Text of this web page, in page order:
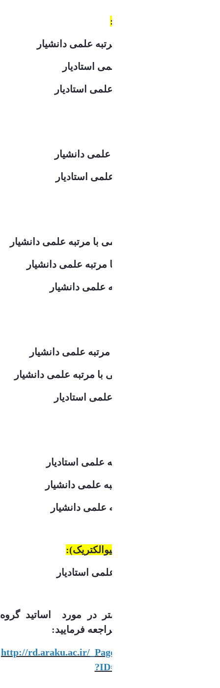
گرایش سیستم های قدرت:
دکتر علی اصغر قدیمی با مرتبه علمی دانشیار
دکتر محمد بیات با مرتبه علمی استادیار
دکتر مهیار عباسی با مرتبه علمی استادیار
دکتر امین میرزایی با مرتبه علمی دانشیار
دکتر مزدک عبادی با مرتبه علمی استادیار
دکتر امیرحسین ابوالمعصومی با مرتبه علمی دانشیار
دکتر ابوالقاسم دایی چیان با مرتبه علمی دانشیار
دکتر خسرو خاندانی با مرتبه علمی دانشیار
دکترسعیدرضا استادزاده با مرتبه علمی دانشیار
دکتر حسین ملک پور شهرکی با مرتبه علمی دانشیار
دکتر مهدی بزرگی با مرتبه علمی استادیار
دکتر حسن مرادزاده با مرتبه علمی استادیار
دکتر مجید سنایی پور با مرتبه علمی دانشیار
دکتر مهدی رضوانی با مرتبه علمی دانشیار
گرایش مهندسی پزشکی (بیوالکتریک):
دکتر مریم مومنی با مرتبه علمی استادیار
جهت کسب اطلاعات بیشتر در مورد اساتید گروه
مهندسی برق به لینک زیر مراجعه فرمایید:
http://rd.araku.ac.ir/_Pages/Departments/Info.aspx
?ID=78